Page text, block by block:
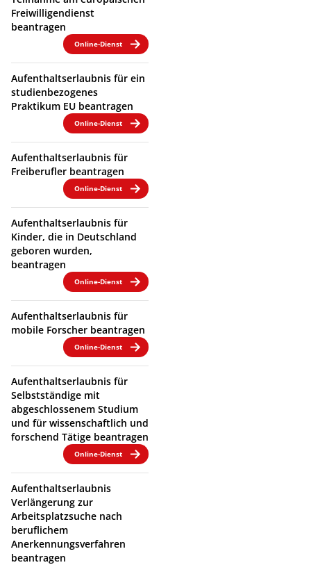
Freiwilligendienst
beantragen
Online-Dienst
Aufenthaltserlaubnis für ein
studienbezogenes
Praktikum EU beantragen
Online-Dienst
Aufenthaltserlaubnis für
Freiberufler beantragen
Online-Dienst
Aufenthaltserlaubnis für
Kinder, die in Deutschland
geboren wurden,
beantragen
Online-Dienst
Aufenthaltserlaubnis für
mobile Forscher beantragen
Online-Dienst
Aufenthaltserlaubnis für
Selbstständige mit
abgeschlossenem Studium
und für wissenschaftlich und
forschend Tätige beantragen
Online-Dienst
Aufenthaltserlaubnis
Verlängerung zur
Arbeitsplatzsuche nach
beruflichem
Anerkennungsverfahren
beantragen